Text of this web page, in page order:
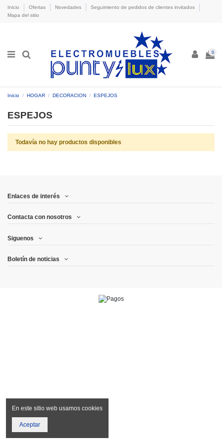
Inicio Ofertas Novedades
Seguimiento de pedidos de clientes invitados
Mapa del sitio
0
Inicio HOGAR DECORACION ESPEJOS
ESPEJOS
Todavía no hay productos disponibles
Enlaces de interés
Contacta con nosotros
Siguenos
Boletín de noticias
En este sitio web usamos cookies
Aceptar